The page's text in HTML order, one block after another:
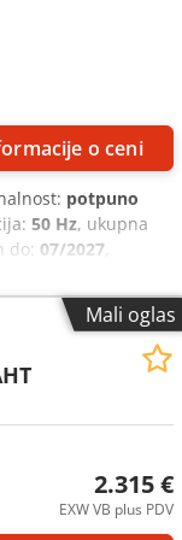
o ceni
potpuno
50 Hz, ukupna
do: 07/2027,
vazduha 4
od +3 do
x 750 x 2000 mm
€) Uz garanciju i
paket Obuka &
Mali oglas
2.315 €
EXW VB plus PDV